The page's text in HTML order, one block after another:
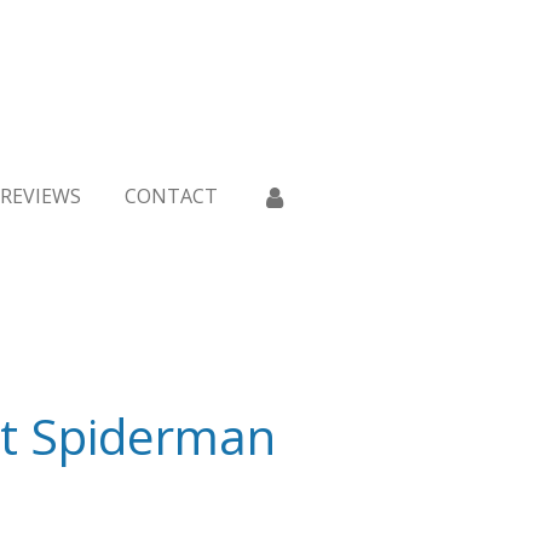
REVIEWS CONTACT
Spiderman